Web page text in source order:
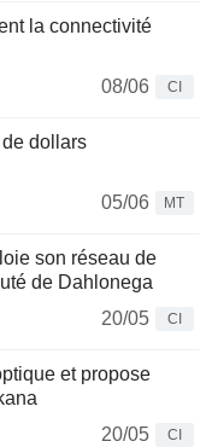
la connectivité
08/06
CI
dollars
05/06
MT
son réseau de
de Dahlonega
20/05
CI
et propose
20/05
CI